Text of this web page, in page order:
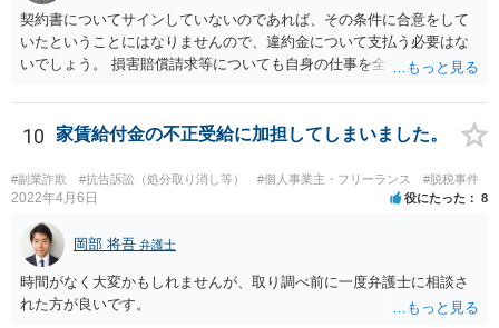
契約書についてサインしていないのであれば、その条件に合意をして
いたということにはなりませんので、違約金について支払う必要はな
いでしょう。 損害賠償請求等についても自身の仕事を全て処理してか
10 家賃給付金の不正受給に加担してしまいました。
#副業詐欺 #抗告訴訟（処分取り消し等） #個人事業主・フリーランス #脱税事件
2022年4月6日 役にたった 8
岡部 将吾 弁護士
時間がなく大変かもしれませんが、取り調べ前に一度弁護士に相談さ
れた方が良いです。